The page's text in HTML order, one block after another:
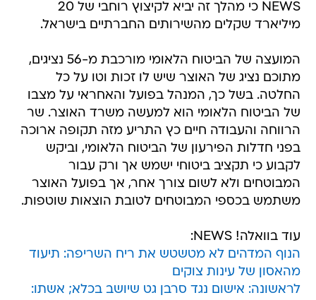
NEWS כי מהלך זה יביא לקיצוץ רוחבי של 20
מיליארד שקלים מהשירותים החברתיים בישראל.
המועצה של הביטוח הלאומי מורכבת מ-56 נציגים,
מתוכם נציג של האוצר שיש לו זכות וטו על כל
החלטה. בשל כך, המנהל בפועל והאחראי על מצבו
של הביטוח הלאומי הוא למעשה משרד האוצר. שר
הרווחה והעבודה חיים כץ התריע מזה תקופה ארוכה
בפני חדלות הפירעון של הביטוח הלאומי, וביקש
לקבוע כי תקציב ביטוחי ישמש אך ורק עבור
המבוטחים ולא לשום צורך אחר, אך בפועל האוצר
משתמש בכספי המבוטחים לטובת הוצאות שוטפות.
עוד בוואלה! NEWS:
הנוף המדהים לא מטשטש את ריח השריפה: תיעוד
מהאסון של עינות צוקים
לראשונה: אישום נגד סרבן גט שיושב בכלא; אשתו: